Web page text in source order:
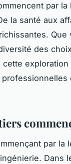
par
la santé aux
des
par la
Dans